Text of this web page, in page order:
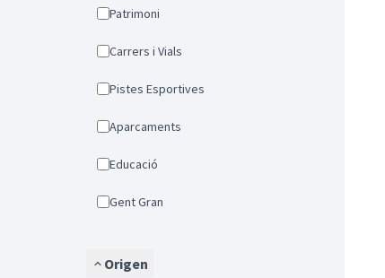
Patrimoni
Carrers i Vials
Pistes Esportives
Aparcaments
Educació
Gent Gran
Origen